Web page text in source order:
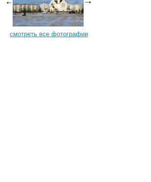
смотреть все фотографии